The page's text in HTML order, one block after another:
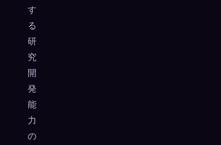
す
る
研
究
開
発
能
力
の